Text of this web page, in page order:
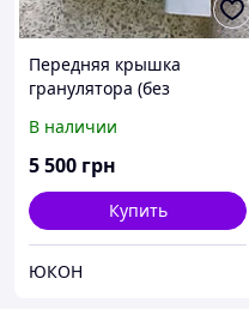
Передняя крышка
гранулятора (без
В наличии
5 500 грн
Купить
ЮКОН